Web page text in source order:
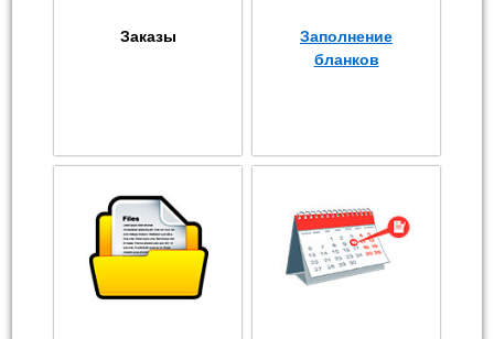
Заказы
Заполнение
бланков